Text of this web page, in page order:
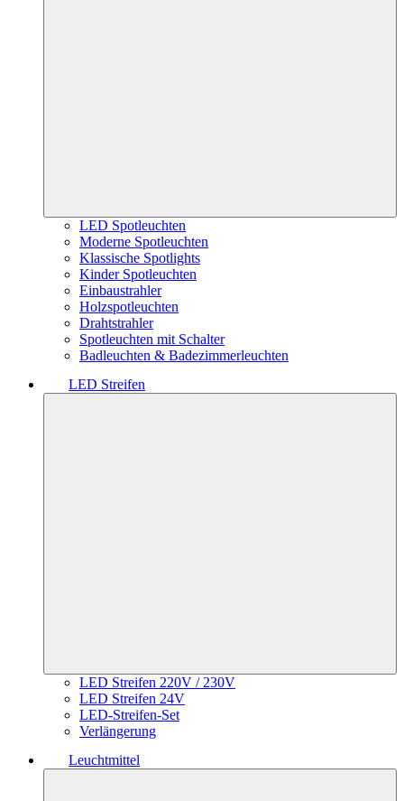
LED Spotleuchten
Moderne Spotleuchten
Klassische Spotlights
Kinder Spotleuchten
Einbaustrahler
Holzspotleuchten
Drahtstrahler
Spotleuchten mit Schalter
Badleuchten & Badezimmerleuchten
LED Streifen
LED Streifen 220V / 230V
LED Streifen 24V
LED-Streifen-Set
Verlängerung
Leuchtmittel